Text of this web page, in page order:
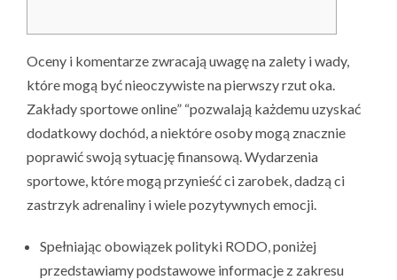
Oceny i komentarze zwracają uwagę na zalety i wady,
które mogą być nieoczywiste na pierwszy rzut oka.
Zakłady sportowe online” “pozwalają każdemu uzyskać
dodatkowy dochód, a niektóre osoby mogą znacznie
poprawić swoją sytuację finansową. Wydarzenia
sportowe, które mogą przynieść ci zarobek, dadzą ci
zastrzyk adrenaliny i wiele pozytywnych emocji.
Spełniając obowiązek polityki RODO, poniżej
przedstawiamy podstawowe informacje z zakresu